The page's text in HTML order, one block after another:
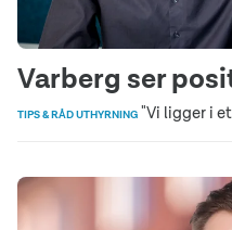
Varberg ser
TIPS & RÅD UTHYRNING "Vi ligger i